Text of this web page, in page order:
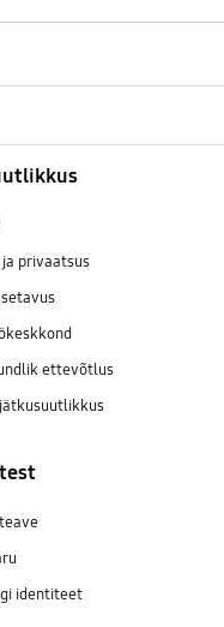
privaatsus
ettevõtlus
identiteet